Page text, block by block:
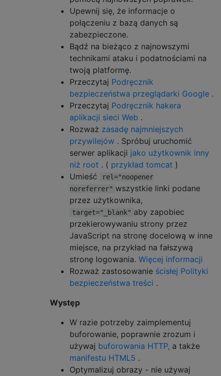
Upewnij się, że informacje o
połączeniu z bazą danych są
zabezpieczone.
Bądź na bieżąco z najnowszymi
technikami ataku i podatnościami na
twoją platformę.
Przeczytaj Podręcznik
bezpieczeństwa przeglądarki Google .
Przeczytaj Podręcznik hakera
aplikacji sieci Web .
Rozważ zasadę najmniejszych
przywilejów . Spróbuj uruchomić
serwer aplikacji jako użytkownik inny
niż root . ( przykład tomcat )
Umieść
rel="noopener
noreferrer" wszystkie linki podane
przez użytkownika,
target="_blank" aby zapobiec
przekierowywaniu strony przez
JavaScript na stronę docelową w inne
miejsce, na przykład na fałszywą
stronę logowania. Więcej informacji
Rozważ zastosowanie ścisłej Polityki
bezpieczeństwa treści .
Występ
W razie potrzeby zaimplementuj
buforowanie, poprawnie zrozum i
używaj buforowania HTTP, a także
manifestu HTML5 .
Optymalizuj obrazy - nie używaj